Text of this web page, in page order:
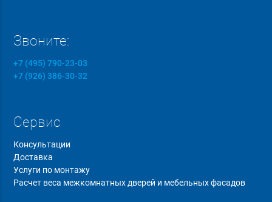
Звоните:
+7 (495) 790-23-03
+7 (926) 386-30-32
Сервис
Консультации
Доставка
Услуги по монтажу
Расчет веса межкомнатных дверей и мебельных фасадов